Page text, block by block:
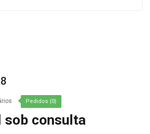
Pedidos (0)
sob consulta